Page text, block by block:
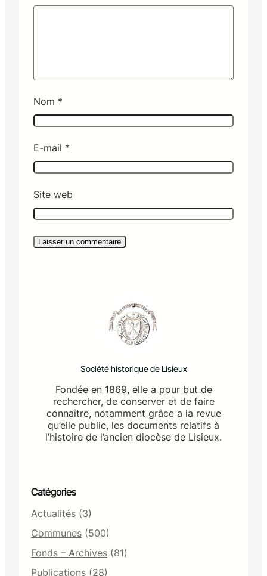
Nom *
E-mail *
Site web
Société historique de Lisieux
Fondée en 1869, elle a pour but de
rechercher, de conserver et de faire
connaître, notamment grâce a la revue
qu’elle publie, les documents relatifs à
l’histoire de l’ancien diocèse de Lisieux.
Catégories
Actualités (3)
Communes (500)
Fonds – Archives (81)
Publications (28)